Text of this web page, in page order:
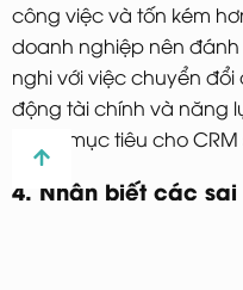
công việc và tốn kém
doanh nghiệp nên
nghi với việc chuyển
động tài chính và năng
chỉnh mục tiêu cho
4. Nhận biết các